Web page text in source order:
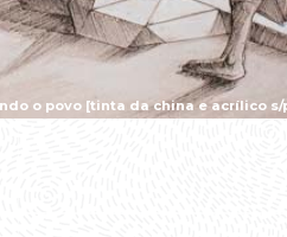
o povo [tinta da china e acrílico s/